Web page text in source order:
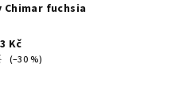
Chimar fuchsia
Kč
(–30 %)